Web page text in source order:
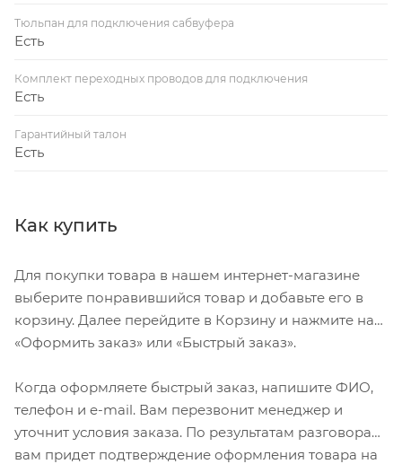
Тюльпан для подключения сабвуфера
Есть
Комплект переходных проводов для подключения
Есть
Гарантийный талон
Есть
Как купить
Для покупки товара в нашем интернет-магазине
выберите понравившийся товар и добавьте его в
корзину. Далее перейдите в Корзину и нажмите на
«Оформить заказ» или «Быстрый заказ».
Когда оформляете быстрый заказ, напишите ФИО,
телефон и e-mail. Вам перезвонит менеджер и
уточнит условия заказа. По результатам разговора
вам придет подтверждение оформления товара на